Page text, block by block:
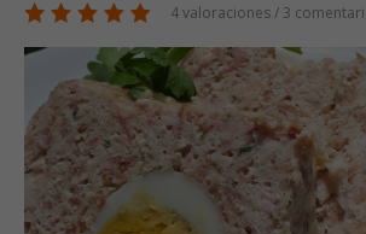
4 valoraciones / 3